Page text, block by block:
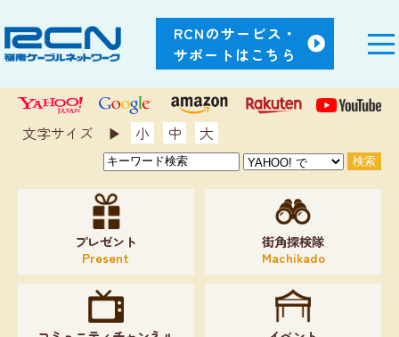
RCNのサービス・
サポートはこちら
文字サイズ ▶︎ 小 中 大
プレゼント
Present
街角探検隊
Machikado